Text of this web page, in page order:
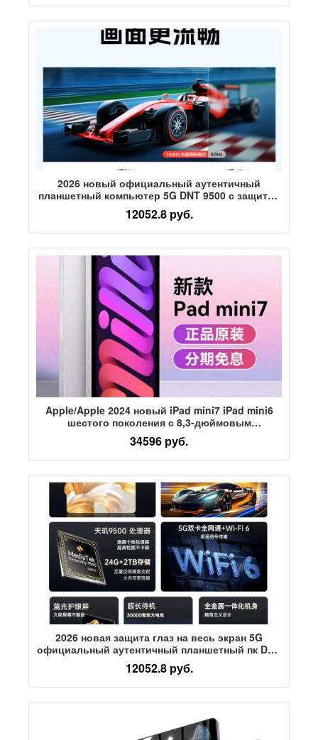
2026 новый официальный аутентичный
планшетный компьютер 5G DNT 9500 с защитой
глаз, полноэкранный планшет 14-дюймовый full
netcom
12052.8 руб.
Apple/Apple 2024 новый iPad mini7 iPad mini6
шестого поколения с 8,3-дюймовым
планшетным ПК
34596 руб.
2026 новая защита глаз на весь экран 5G
официальный аутентичный планшетный пк DNT
9500 с 14-дюймовым дисплеем full netcom
12052.8 руб.